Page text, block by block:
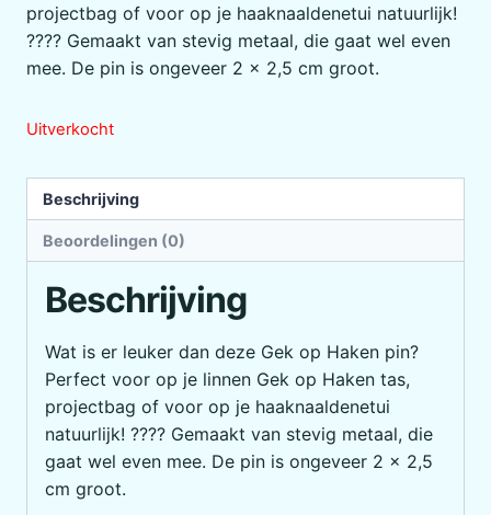
projectbag of voor op je haaknaaldenetui natuurlijk!
???? Gemaakt van stevig metaal, die gaat wel even
mee. De pin is ongeveer 2 x 2,5 cm groot.
Uitverkocht
Beschrijving
Beoordelingen (0)
Beschrijving
Wat is er leuker dan deze Gek op Haken pin?
Perfect voor op je linnen Gek op Haken tas,
projectbag of voor op je haaknaaldenetui
natuurlijk! ???? Gemaakt van stevig metaal, die
gaat wel even mee. De pin is ongeveer 2 x 2,5
cm groot.